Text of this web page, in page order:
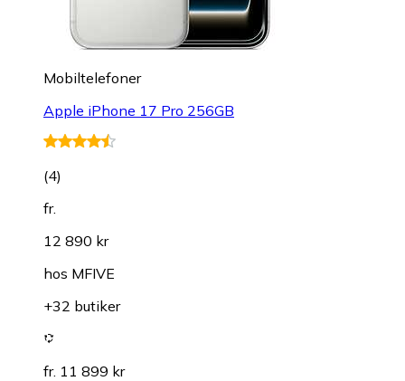
Mobiltelefoner
Apple iPhone 17 Pro 256GB
(4)
fr.
12 890 kr
hos MFIVE
+32 butiker
fr. 11 899 kr